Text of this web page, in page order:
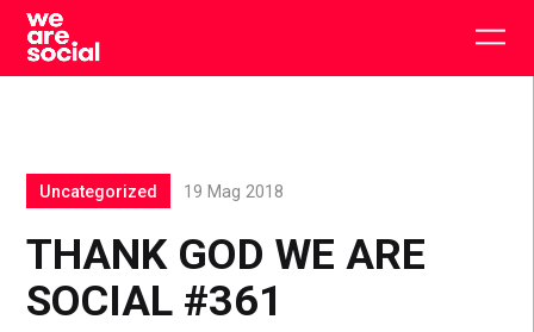
Skip
content
THANK GOD WE ARE
SOCIAL #361
Uncategorized 19 Mag 2018